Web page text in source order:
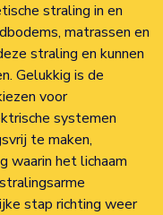
straling in en
matrassen en
straling en kunnen
Gelukkig is de
voor
systemen
te maken,
waarin het lichaam
stap richting weer